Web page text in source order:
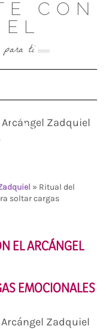
CON
para ti
Navigation
con
» Ritual del
soltar cargas
EL ARCÁNGEL
EMOCIONALES
Zadquiel